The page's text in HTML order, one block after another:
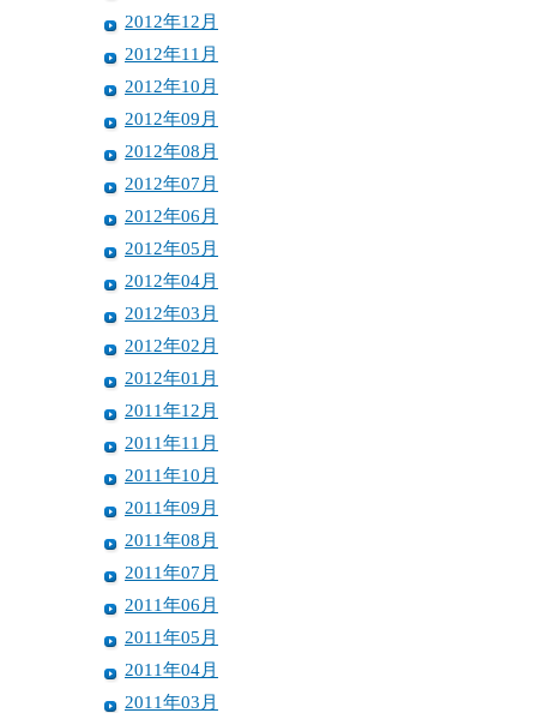
2012年12月
2012年11月
2012年10月
2012年09月
2012年08月
2012年07月
2012年06月
2012年05月
2012年04月
2012年03月
2012年02月
2012年01月
2011年12月
2011年11月
2011年10月
2011年09月
2011年08月
2011年07月
2011年06月
2011年05月
2011年04月
2011年03月